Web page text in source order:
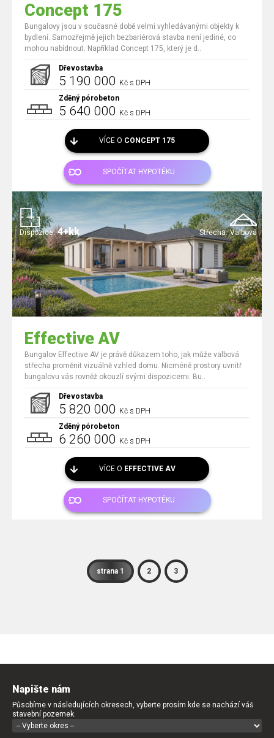
Concept 175
Bungalovy jsou v současné době velmi vyhledávanými objekty k
bydlení. Samozřejmě jejich bezbariérová stavba není jediné, co
mohou nabídnout. Například Concept 175, který je d..
Dřevostavba
5 190 000 Kč s DPH
Zděný pórobeton
5 640 000 Kč s DPH
VÍCE O CONCEPT 175
SPOČÍTAT HYPOTÉKU
Střecha: Valbová
Dispozice: 4+kk
Effective AV
Bungalov Effective AV je právě důkazem toho, jak může valbová
střecha proměnit vizuálně vzhled domu. Nicméně prostory uvnitř
bungalovu vás rovněž okouzlí svými dispozicemi. Bu..
Dřevostavba
5 820 000 Kč s DPH
Zděný pórobeton
6 260 000 Kč s DPH
VÍCE O EFFECTIVE AV
SPOČÍTAT HYPOTÉKU
strana 1 2 3
Napište nám
Působíme v následujících okresech, vyberte prosím kde se nachází váš
stavební pozemek.